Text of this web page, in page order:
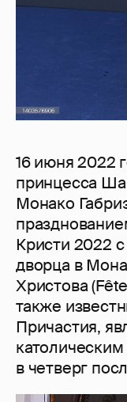
16 июня 2022
принцесса
Монако
Кристи 2022
дворца в
Христова
также
Причастия,
в четверг